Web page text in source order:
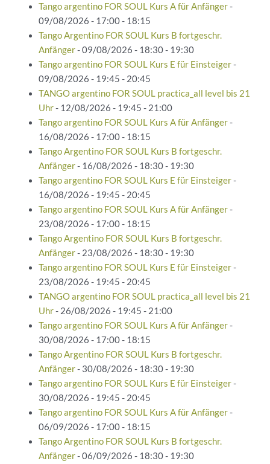
Tango argentino FOR SOUL Kurs A für Anfänger-
09/08/2026 - 17:00 - 18:15
Tango Argentino FOR SOUL Kurs B fortgeschr.
Anfänger- 09/08/2026 - 18:30 - 19:30
Tango argentino FOR SOUL Kurs E für Einsteiger-
09/08/2026 - 19:45 - 20:45
TANGO argentino FOR SOUL practica_all level bis 21
Uhr- 12/08/2026 - 19:45 - 21:00
Tango argentino FOR SOUL Kurs A für Anfänger-
16/08/2026 - 17:00 - 18:15
Tango Argentino FOR SOUL Kurs B fortgeschr.
Anfänger- 16/08/2026 - 18:30 - 19:30
Tango argentino FOR SOUL Kurs E für Einsteiger-
16/08/2026 - 19:45 - 20:45
Tango argentino FOR SOUL Kurs A für Anfänger-
23/08/2026 - 17:00 - 18:15
Tango Argentino FOR SOUL Kurs B fortgeschr.
Anfänger- 23/08/2026 - 18:30 - 19:30
Tango argentino FOR SOUL Kurs E für Einsteiger-
23/08/2026 - 19:45 - 20:45
TANGO argentino FOR SOUL practica_all level bis 21
Uhr- 26/08/2026 - 19:45 - 21:00
Tango argentino FOR SOUL Kurs A für Anfänger-
30/08/2026 - 17:00 - 18:15
Tango Argentino FOR SOUL Kurs B fortgeschr.
Anfänger- 30/08/2026 - 18:30 - 19:30
Tango argentino FOR SOUL Kurs E für Einsteiger-
30/08/2026 - 19:45 - 20:45
Tango argentino FOR SOUL Kurs A für Anfänger-
06/09/2026 - 17:00 - 18:15
Tango Argentino FOR SOUL Kurs B fortgeschr.
Anfänger- 06/09/2026 - 18:30 - 19:30